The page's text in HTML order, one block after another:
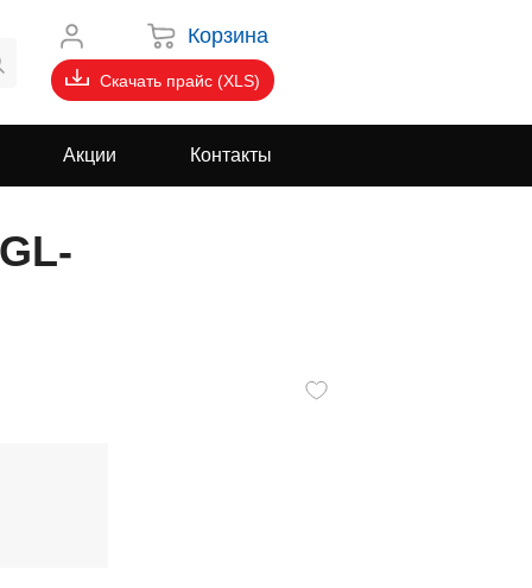
Корзина
Скачать прайс (XLS)
Акции Контакты